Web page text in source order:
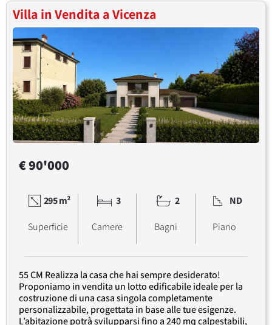
Villa in Vendita a Vicenza
€ 90'000
295 m²
Superficie
3
Camere
2
Bagni
ND
Piano
55 CM Realizza la casa che hai sempre desiderato!
Proponiamo in vendita un lotto edificabile ideale per la
costruzione di una casa singola completamente
personalizzabile, progettata in base alle tue esigenze.
L’abitazione potrà svilupparsi fino a 240 mq calpestabili,